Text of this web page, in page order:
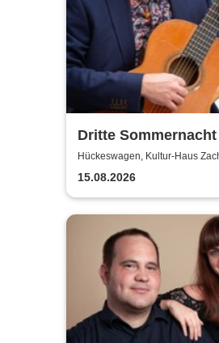
Dritte
Klassik 2026
Hückeswagen, Kultur-Haus
15.08.2026